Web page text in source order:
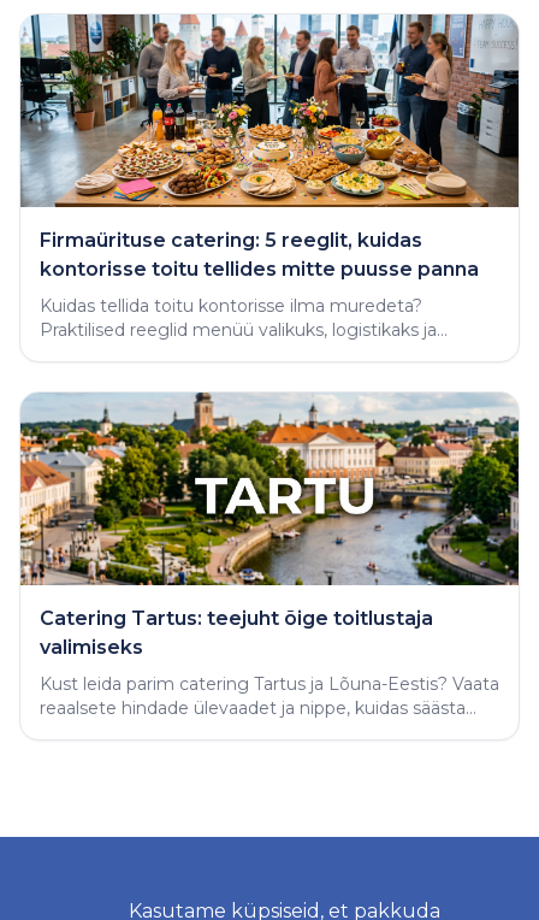
Kasutame küpsiseid, et pakkuda
Firmaürituse catering: 5 reeglit, kuidas
kontorisse toitu tellides mitte puusse panna
Kuidas tellida toitu kontorisse ilma muredeta?
Praktilised reeglid menüü valikuks, logistikaks ja
Catering Tartus: teejuht õige toitlustaja
valimiseks
Kust leida parim catering Tartus ja Lõuna-Eestis? Vaata
reaalsete hindade ülevaadet ja nippe, kuidas säästa